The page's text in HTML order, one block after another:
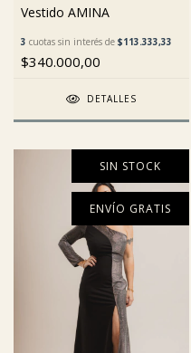
Vestido AMINA
3 cuotas sin interés de $113.333,33
$340.000,00
DETALLES
SIN STOCK
ENVÍO GRATIS